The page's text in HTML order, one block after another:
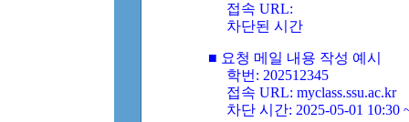
접속 URL:
차단된 시간
■ 요청 메일 내용 작성 예시
학번: 202512345
접속 URL: myclass.ssu.ac.kr
차단 시간: 2025-05-01 10:30